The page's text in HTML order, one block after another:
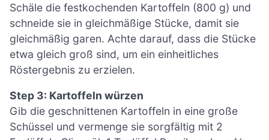
Schäle die festkochenden Kartoffeln (800 g) und
schneide sie in gleichmäßige Stücke, damit sie
gleichmäßig garen. Achte darauf, dass die Stücke
etwa gleich groß sind, um ein einheitliches
Röstergebnis zu erzielen.
Step 3: Kartoffeln würzen
Gib die geschnittenen Kartoffeln in eine große
Schüssel und vermenge sie sorgfältig mit 2